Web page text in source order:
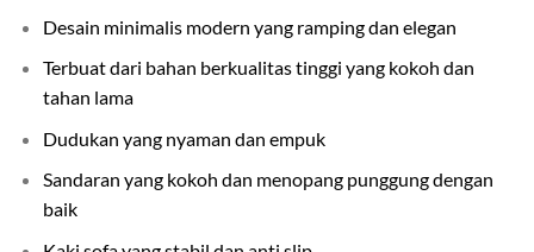
Desain minimalis modern yang ramping dan elegan
Terbuat dari bahan berkualitas tinggi yang kokoh dan
tahan lama
Dudukan yang nyaman dan empuk
Sandaran yang kokoh dan menopang punggung dengan
baik